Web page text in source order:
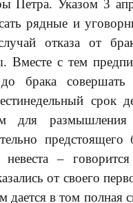
Петра. Указом 3
рядные и
отказа от
Вместе с тем
брака совершать
срок
для
предстоящего
–
от своего
дается в том полная